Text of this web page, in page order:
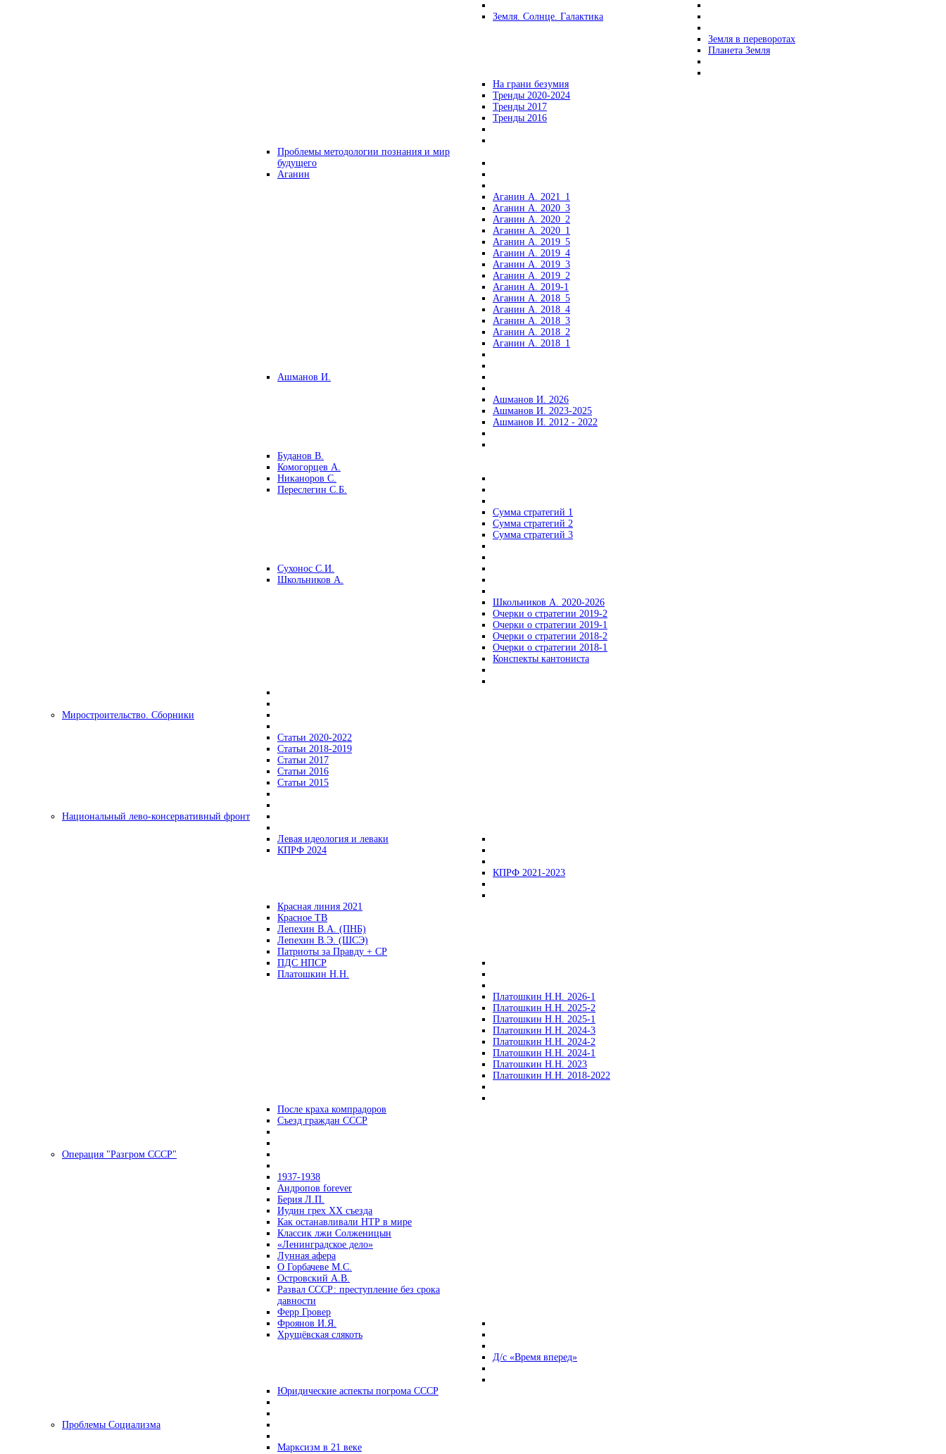
Земля. Солнце. Галактика
Земля в переворотах
Планета Земля
На грани безумия
Тренды 2020-2024
Тренды 2017
Тренды 2016
Проблемы методологии познания и мир
будущего
Аганин
Аганин А. 2021_1
Аганин А. 2020_3
Аганин А. 2020_2
Аганин А. 2020_1
Аганин А. 2019_5
Аганин А. 2019_4
Аганин А. 2019_3
Аганин А. 2019_2
Аганин А. 2019-1
Аганин А. 2018_5
Аганин А. 2018_4
Аганин А. 2018_3
Аганин А. 2018_2
Аганин А. 2018_1
Ашманов И.
Ашманов И. 2026
Ашманов И. 2023-2025
Ашманов И. 2012 - 2022
Буданов В.
Комогорцев А.
Никаноров С.
Переслегин С.Б.
Сумма стратегий 1
Сумма стратегий 2
Сумма стратегий 3
Сухонос С.И.
Школьников А.
Школьников А. 2020-2026
Очерки о стратегии 2019-2
Очерки о стратегии 2019-1
Очерки о стратегии 2018-2
Очерки о стратегии 2018-1
Конспекты кантониста
Миростроительство. Сборники
Статьи 2020-2022
Статьи 2018-2019
Статьи 2017
Статьи 2016
Статьи 2015
Национальный лево-консервативный фронт
Левая идеология и леваки
КПРФ 2024
КПРФ 2021-2023
Красная линия 2021
Красное ТВ
Лепехин В.А. (ПНБ)
Лепехин В.Э. (ШСЭ)
Патриоты за Правду + СР
ПДС НПСР
Платошкин Н.Н.
Платошкин Н.Н. 2026-1
Платошкин Н.Н. 2025-2
Платошкин Н.Н. 2025-1
Платошкин Н.Н. 2024-3
Платошкин Н.Н. 2024-2
Платошкин Н.Н. 2024-1
Платошкин Н.Н. 2023
Платошкин Н.Н. 2018-2022
После краха компрадоров
Съезд граждан СССР
Операция "Разгром СССР"
1937-1938
Андропов forever
Берия Л.П.
Иудин грех ХХ съезда
Как останавливали НТР в мире
Классик лжи Солженицын
«Ленинградское дело»
Лунная афера
О Горбачеве М.С.
Островский А.В.
Развал СССР: преступление без срока
давности
Ферр Гровер
Фроянов И.Я.
Хрущёвская слякоть
Д/с «Время вперед»
Юридические аспекты погрома СССР
Проблемы Социализма
Марксизм в 21 веке